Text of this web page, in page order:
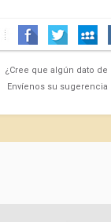
¿Cree que algún dato
Envíenos su sugerencia